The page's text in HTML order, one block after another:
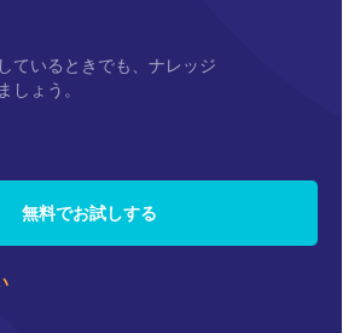
ているときでも、ナレッジ
しょう。
無料でお試しする